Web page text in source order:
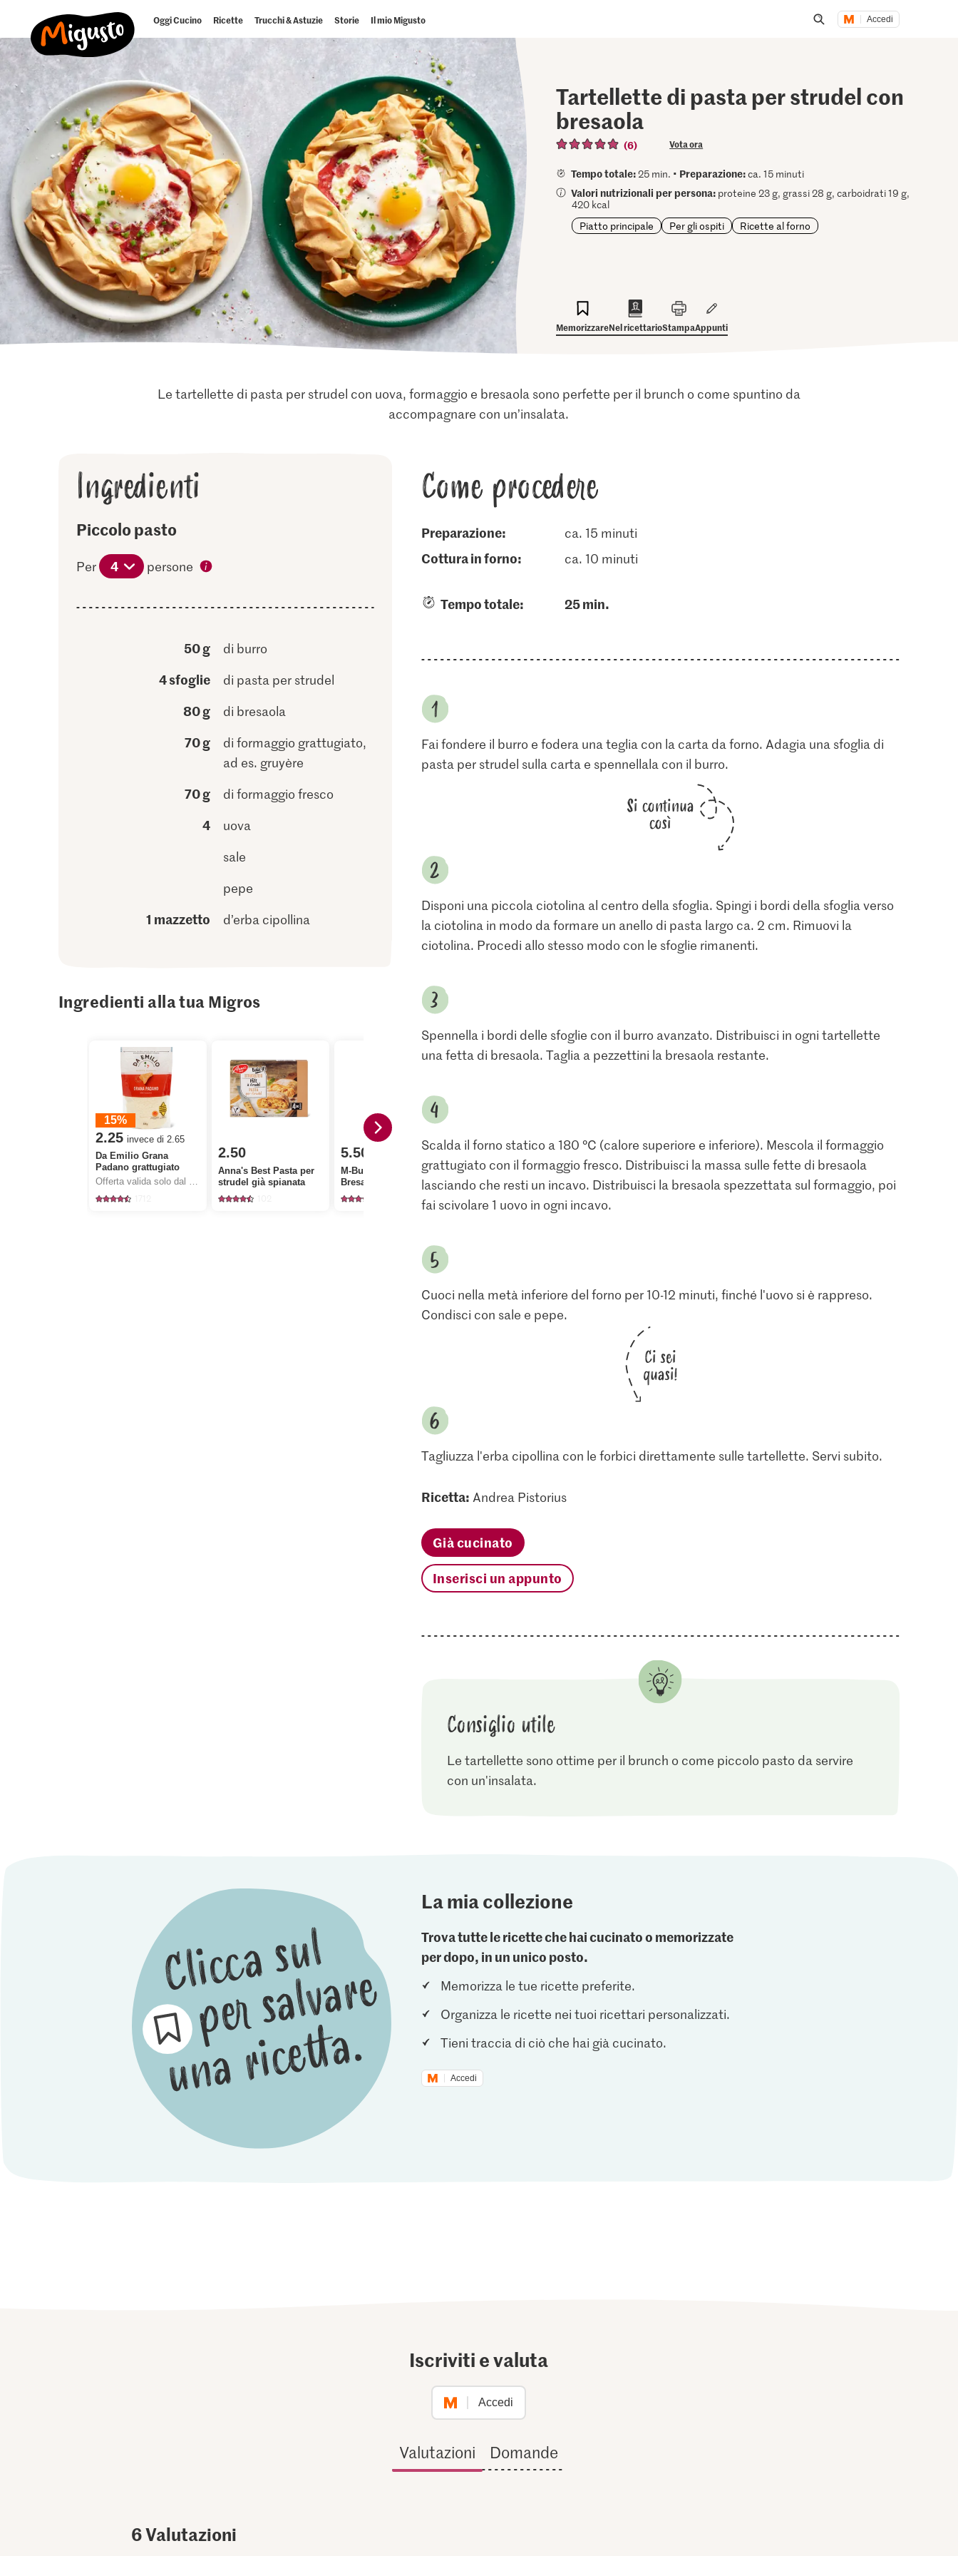
Oggi Cucino Ricette Trucchi & Astuzie Storie Il mio Migusto Accedi
Tartellette di pasta per strudel con
bresaola
(6) Vota ora
Tempo totale:25 min. • Preparazione:ca. 15 minuti
Valori nutrizionali per persona: proteine 23 g, grassi 28 g, carboidrati 19 g,
420 kcal
Piatto principale
Per gli ospiti Ricette al forno
MemorizzareNel ricettarioStampaAppunti
Le tartellette di pasta per strudel con uova, formaggio e bresaola sono perfette per il brunch o come spuntino da
accompagnare con un’insalata.
Ingredienti
Piccolo pasto
Per 4 persone
50 g di burro
4 sfoglie di pasta per strudel
80 g di bresaola
70 g
di formaggio grattugiato,
ad es. gruyère
70 g di formaggio fresco
4
uova
sale
pepe
1 mazzetto d’erba cipollina
Ingredienti alla tua Migros
15%
2.25 invece di 2.65
Da Emilio Grana
Padano grattugiato
Offerta valida solo dal 6.8 al 12.8.2026, fino a esaurimento dello stock.
2.50
Anna's Best Pasta per
strudel già spianata
5.50
M-Budget Bresaola
Bresaola
1.50
M-Budget Formaggio
fresco Nature
3.85
Die Butter Burro
1.20
Migros Erba cipollina
1.05
Jura Sel Sale iodato e
fluorato
Come procedere
Preparazione: ca. 15 minuti
cottura in forno: ca. 10 minuti
Tempo totale: 25 min.
Fai fondere il burro e fodera una teglia con la carta da forno. Adagia una sfoglia di
pasta per strudel sulla carta e spennellala con il burro.
Si continua
così
Disponi una piccola ciotolina al centro della sfoglia. Spingi i bordi della sfoglia verso
la ciotolina in modo da formare un anello di pasta largo ca. 2 cm. Rimuovi la
ciotolina. Procedi allo stesso modo con le sfoglie rimanenti.
Spennella i bordi delle sfoglie con il burro avanzato. Distribuisci in ogni tartellette
una fetta di bresaola. Taglia a pezzettini la bresaola restante.
Scalda il forno statico a 180 °C (calore superiore e inferiore). Mescola il formaggio
grattugiato con il formaggio fresco. Distribuisci la massa sulle fette di bresaola
lasciando che resti un incavo. Distribuisci la bresaola spezzettata sul formaggio, poi
fai scivolare 1 uovo in ogni incavo.
Cuoci nella metà inferiore del forno per 10-12 minuti, finché l'uovo si è rappreso.
Condisci con sale e pepe.
Ci sei
quasi!
Tagliuzza l'erba cipollina con le forbici direttamente sulle tartellette. Servi subito.
Ricetta: Andrea Pistorius
Già cucinato
Inserisci un appunto
Consiglio utile
Le tartellette sono ottime per il brunch o come piccolo pasto da servire
con un'insalata.
La mia collezione
Trova tutte le ricette che hai cucinato o memorizzate
per dopo, in un unico posto.
Memorizza le tue ricette preferite.
Organizza le ricette nei tuoi ricettari personalizzati.
Tieni traccia di ciò che hai già cucinato.
Accedi
Iscriviti e valuta
Accedi
Valutazioni Domande
6Valutazioni